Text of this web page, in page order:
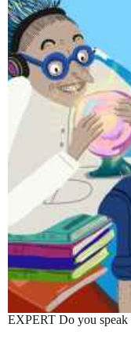
EXPERT Do you speak